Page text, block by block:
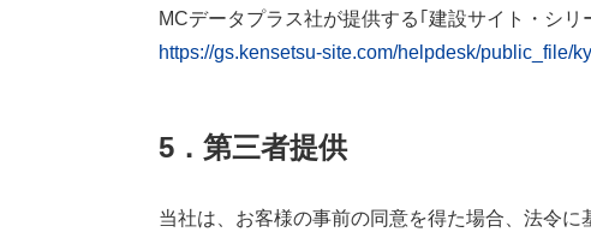
MCデータプラス社が提供する｢建設サイト・シ
https://gs.kensetsu-site.com/helpdesk/public_file/
5．第三者提供
当社は、お客様の事前の同意を得た場合、法令